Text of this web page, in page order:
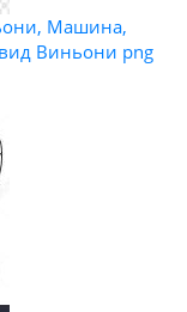
Машина,
Виньони png